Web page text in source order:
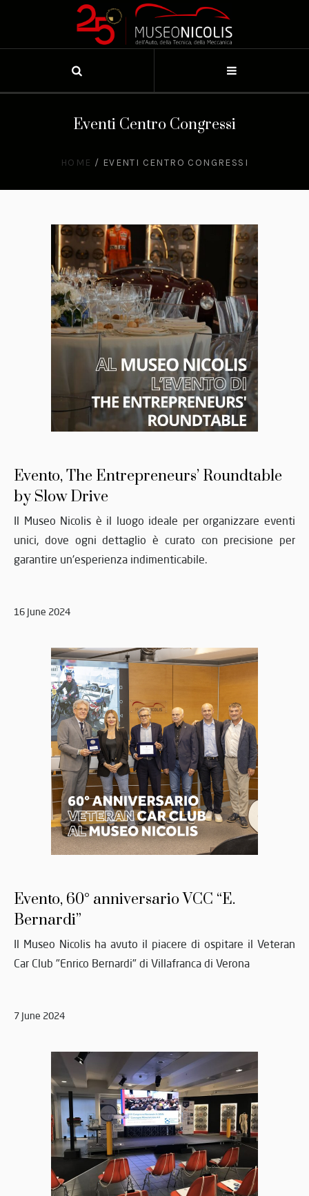
Eventi Centro Congressi
HOME / EVENTI CENTRO CONGRESSI
Evento, The Entrepreneurs’ Roundtable
by Slow Drive
Il Museo Nicolis è il luogo ideale per organizzare eventi
unici, dove ogni dettaglio è curato con precisione per
garantire un'esperienza indimenticabile.
16 June 2024
Evento, 60° anniversario VCC “E.
Bernardi”
Il Museo Nicolis ha avuto il piacere di ospitare il Veteran
Car Club "Enrico Bernardi" di Villafranca di Verona
7 June 2024